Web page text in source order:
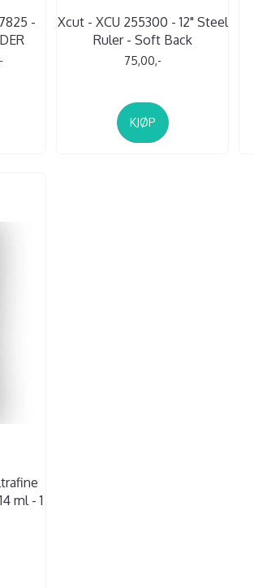
-
Xcut - XCU 255300 - 12" Steel
Ruler - Soft Back
75,00,-
KJØP
ml - 1